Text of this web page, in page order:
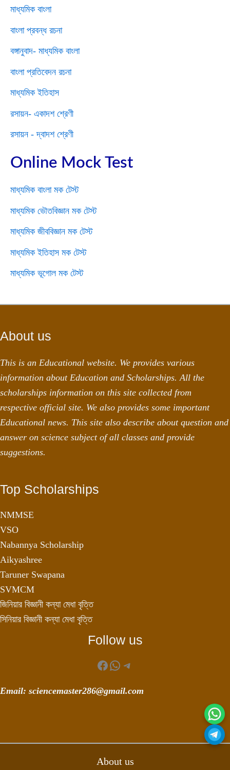
মাধ্যমিক বাংলা
বাংলা প্রবন্ধ রচনা
বঙ্গানুবাদ- মাধ্যমিক বাংলা
বাংলা প্রতিবেদন রচনা
মাধ্যমিক ইতিহাস
রসায়ন- একাদশ শ্রেণী
রসায়ন - দ্বাদশ শ্রেণী
Online Mock Test
মাধ্যমিক বাংলা মক টেস্ট
মাধ্যমিক ভৌতবিজ্ঞান মক টেস্ট
মাধ্যমিক জীববিজ্ঞান মক টেস্ট
মাধ্যমিক ইতিহাস মক টেস্ট
মাধ্যমিক ভূগোল মক টেস্ট
About us
This is an Educational website. We provides various
information about Education and Scholarships. All the
scholarships information on this site collected from
respective official site. We also provides some important
Educational news. This site also describe about question and
answer on science subject of all classes and provide
suggestions.
Top Scholarships
NMMSE
VSO
Nabannya Scholarship
Aikyashree
Taruner Swapana
SVMCM
জিনিয়ার বিজ্ঞানী কন্যা মেধা বৃত্তি
সিনিয়ার বিজ্ঞানী কন্যা মেধা বৃত্তি
Follow us
Facebook
WhatsApp
Telegram
Email: sciencemaster286@gmail.com
About us